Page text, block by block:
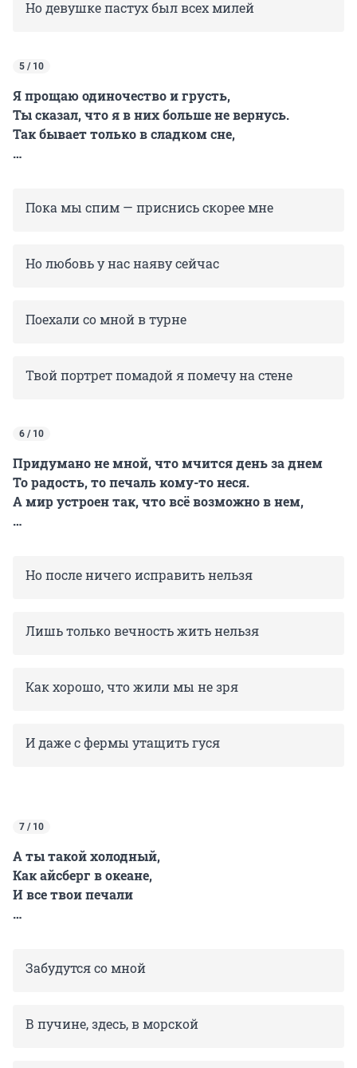
Но девушке пастух был всех милей
5 / 10
Я прощаю одиночество и грусть,
Ты сказал, что я в них больше не вернусь.
Так бывает только в сладком сне,
…
Пока мы спим — приснись скорее мне
Но любовь у нас наяву сейчас
Поехали со мной в турне
Твой портрет помадой я помечу на стене
6 / 10
Придумано не мной, что мчится день за днем
То радость, то печаль кому-то неся.
А мир устроен так, что всё возможно в нем,
…
Но после ничего исправить нельзя
Лишь только вечность жить нельзя
Как хорошо, что жили мы не зря
И даже с фермы утащить гуся
7 / 10
А ты такой холодный,
Как айсберг в океане,
И все твои печали
…
Забудутся со мной
В пучине, здесь, в морской